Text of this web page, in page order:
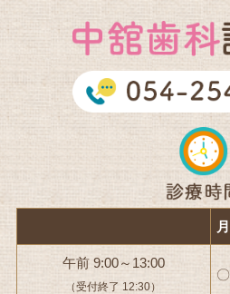
月
午前 9:00～13:00
（受付終了 12:30）
〇